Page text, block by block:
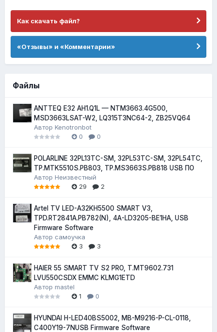
Как скачать файл?
«Отзывы» и «Комментарии»
Файлы
ANTTEQ E32 AH1.Q1L — NTM3663.4G500,
MSD3663LSAT-W2, LQ315T3NC64-2, ZB25VQ64
Автор Kenotronbot
0
0
POLARLINE 32PL13TC-SM, 32PL53TC-SM, 32PL54TC,
TP.MTK5510S.PB803, TP.MS3663S.PB818 USB ПО
Автор Неизвестный
29
2
Artel TV LED-A32KH5500 SMART V3,
TPD.RT2841A.PB782(N), 4A-LD3205-BE1HA, USB
Firmware Software
Автор самоучка
3
3
HAIER 55 SMART TV S2 PRO, T.MT9602.731
LVU550CSDX EMMC KLMG1ETD
Автор mastel
1
0
HYUNDAI H-LED40BS5002, MB-M9216-P-CL-0118,
C400Y19-7NUSB Firmware Software